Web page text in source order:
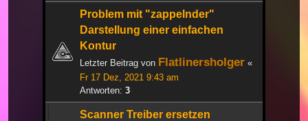
Problem mit "zappelnder"
Darstellung einer einfachen
Kontur
Letzter Beitrag von Flatlinersholger «
Fr 17 Dez, 2021 9:43 am
Antworten: 3
Scanner Treiber ersetzen